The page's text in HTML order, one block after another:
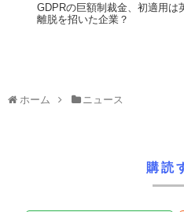
GDPRの巨額制裁金、初適用は
離脱を招いた企業？
ホーム ニュース
購読